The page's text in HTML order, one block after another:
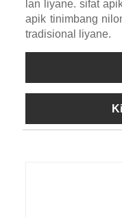
lan liyane. sifat
apik tinimbang
tradisional liyane.